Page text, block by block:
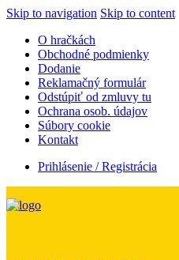
Skip to navigation Skip to content
O hračkách
Obchodné podmienky
Dodanie
Reklamačný formulár
Odstúpiť od zmluvy tu
Ochrana osob. údajov
Súbory cookie
Kontakt
Prihlásenie / Registrácia